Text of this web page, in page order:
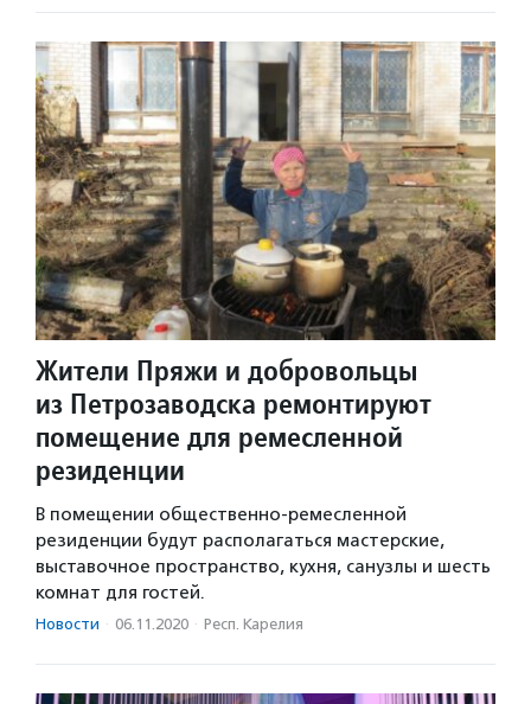
Жители Пряжи и добровольцы
из Петрозаводска ремонтируют
помещение для ремесленной
резиденции
В помещении общественно-ремесленной
резиденции будут располагаться мастерские,
выставочное пространство, кухня, санузлы и шесть
комнат для гостей.
Новости · 06.11.2020 · Респ. Карелия